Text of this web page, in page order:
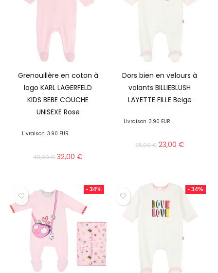
Grenouillère en coton à
logo KARL LAGERFELD
KIDS BEBE COUCHE
UNISEXE Rose
Livraison 3.90 EUR
49,00€ 32,00€
Dors bien en velours à
volants BILLIEBLUSH
LAYETTE FILLE Beige
Livraison 3.90 EUR
35,00€ 23,00 €
- 34% - 34%